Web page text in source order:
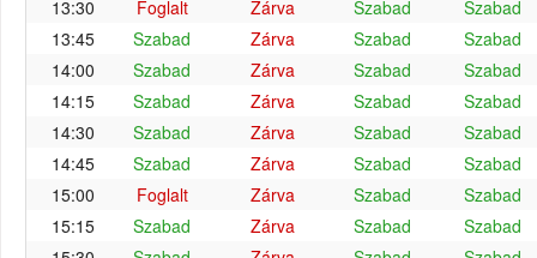
13:30
Foglalt Zárva Szabad
Szabad
13:45
Szabad Zárva Szabad
Szabad
14:00
Szabad Zárva Szabad
Szabad
14:15
Szabad Zárva Szabad
Szabad
14:30
Szabad Zárva Szabad
Szabad
14:45
Szabad Zárva Szabad
Szabad
15:00
Foglalt Zárva Szabad
Szabad
15:15
Szabad Zárva Szabad
Szabad